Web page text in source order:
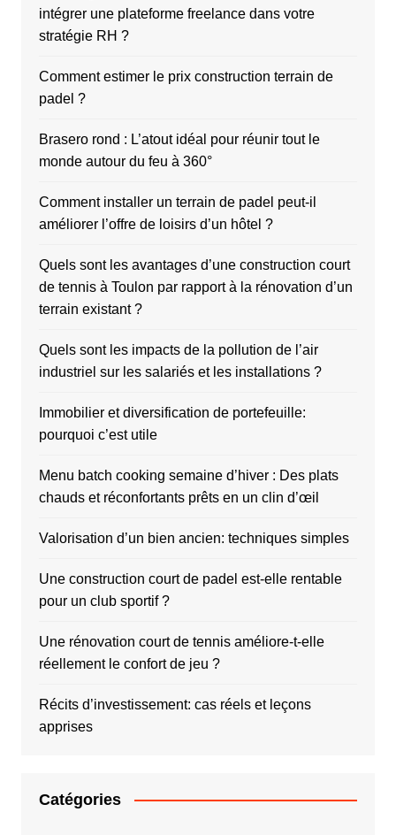
intégrer une plateforme freelance dans votre
stratégie RH ?
Comment estimer le prix construction terrain de
padel ?
Brasero rond : L’atout idéal pour réunir tout le
monde autour du feu à 360°
Comment installer un terrain de padel peut-il
améliorer l’offre de loisirs d’un hôtel ?
Quels sont les avantages d’une construction court
de tennis à Toulon par rapport à la rénovation d’un
terrain existant ?
Quels sont les impacts de la pollution de l’air
industriel sur les salariés et les installations ?
Immobilier et diversification de portefeuille:
pourquoi c’est utile
Menu batch cooking semaine d’hiver : Des plats
chauds et réconfortants prêts en un clin d’œil
Valorisation d’un bien ancien: techniques simples
Une construction court de padel est-elle rentable
pour un club sportif ?
Une rénovation court de tennis améliore-t-elle
réellement le confort de jeu ?
Récits d’investissement: cas réels et leçons
apprises
Catégories